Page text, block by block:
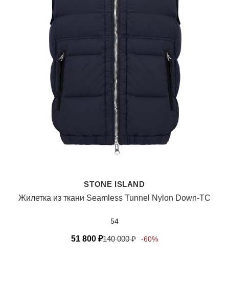
STONE ISLAND
Жилетка из ткани Seamless Tunnel Nylon Down-TC
54
51 800 ₽140 000₽ -60%